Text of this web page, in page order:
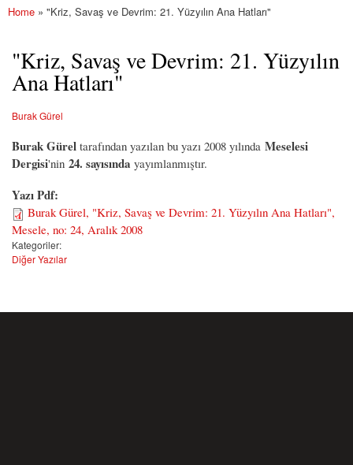
You are here
Home » "Kriz, Savaş ve Devrim: 21. Yüzyılın Ana Hatları"
"Kriz, Savaş ve Devrim: 21. Yüzyılın
Ana Hatları"
Burak Gürel
Burak Gürel tarafından yazılan bu yazı 2008 yılında Meselesi
Dergisi'nin 24. sayısında yayımlanmıştır.
Yazı Pdf:
Burak Gürel, "Kriz, Savaş ve Devrim: 21. Yüzyılın Ana Hatları",
Mesele, no: 24, Aralık 2008
Kategoriler:
Diğer Yazılar